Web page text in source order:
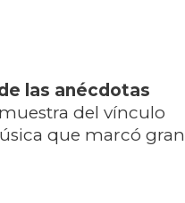
las anécdotas
del vínculo
que marcó gran